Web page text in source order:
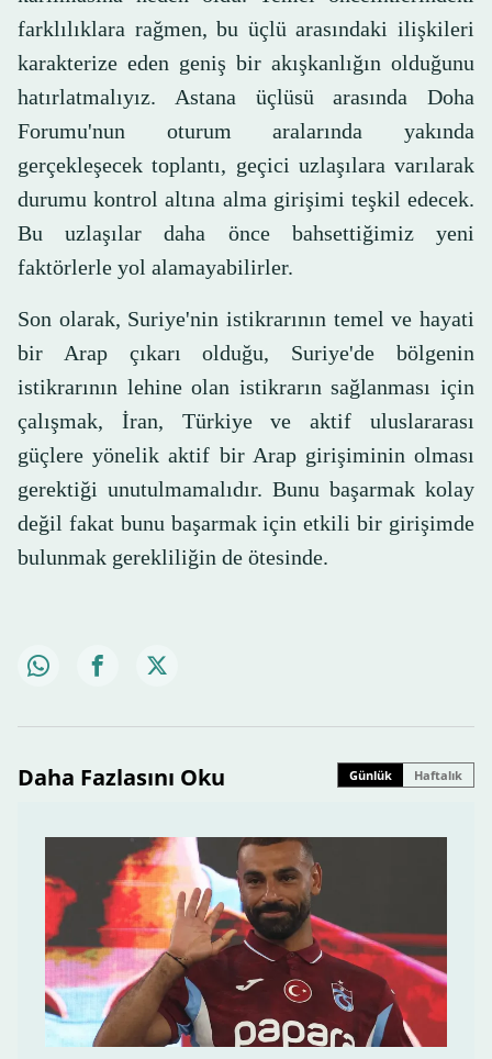
farklılıklara rağmen, bu üçlü arasındaki ilişkileri
karakterize eden geniş bir akışkanlığın olduğunu
hatırlatmalıyız. Astana üçlüsü arasında Doha
Forumu'nun oturum aralarında yakında
gerçekleşecek toplantı, geçici uzlaşılara varılarak
durumu kontrol altına alma girişimi teşkil edecek.
Bu uzlaşılar daha önce bahsettiğimiz yeni
faktörlerle yol alamayabilirler.
Son olarak, Suriye'nin istikrarının temel ve hayati
bir Arap çıkarı olduğu, Suriye'de bölgenin
istikrarının lehine olan istikrarın sağlanması için
çalışmak, İran, Türkiye ve aktif uluslararası
güçlere yönelik aktif bir Arap girişiminin olması
gerektiği unutulmamalıdır. Bunu başarmak kolay
değil fakat bunu başarmak için etkili bir girişimde
bulunmak gerekliliğin de ötesinde.
Daha Fazlasını Oku Günlük Haftalık